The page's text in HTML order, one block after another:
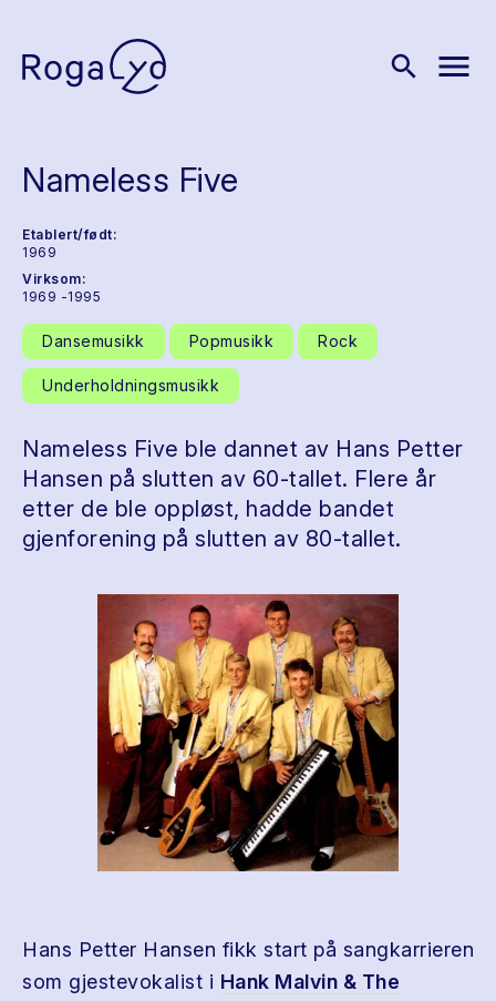
search menu
Nameless Five
Etablert/født:
1969
Virksom:
1969 -1995
Dansemusikk Popmusikk Rock
Underholdningsmusikk
Nameless Five ble dannet av Hans Petter
Hansen på slutten av 60-tallet. Flere år
etter de ble oppløst, hadde bandet
gjenforening på slutten av 80-tallet.
Hans Petter Hansen fikk start på sangkarrieren
som gjestevokalist i Hank Malvin & The